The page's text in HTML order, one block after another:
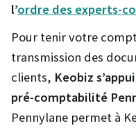
l’ordre des experts-
Pour tenir votre
transmission des
clients, Keobiz
pré-comptabilité
Pennylane permet à